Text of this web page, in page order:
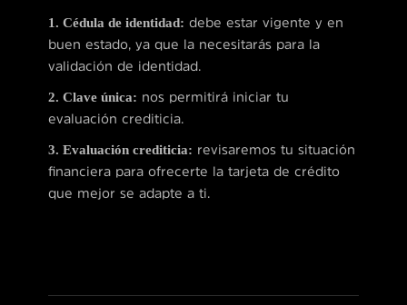
1. Cédula de identidad: debe estar vigente y en
buen estado, ya que la necesitarás para la
validación de identidad.
2. Clave única: nos permitirá iniciar tu
evaluación crediticia.
3. Evaluación crediticia: revisaremos tu situación
financiera para ofrecerte la tarjeta de crédito
que mejor se adapte a ti.